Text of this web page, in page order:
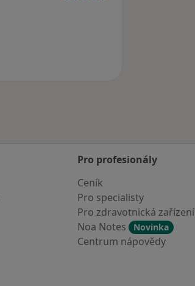
Pro profesionály
Ceník
Pro specialisty
Pro zdravotnická zařízení
Noa Notes
Novinka
Centrum nápovědy